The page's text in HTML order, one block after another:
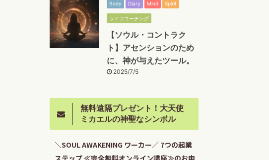
Body Diary Mind Spirit
ライフコーチング
【ソウル・コントラク
ト】アセンションのため
に、神が与えたツール。
2025/7/5
無料遠隔プレゼント！大天使
ミカエルの神聖なシンボル
＼SOUL AWAKENING ワーカー／ 7つの起業
ステップ ≪完全無料オンライン講座≫のお申